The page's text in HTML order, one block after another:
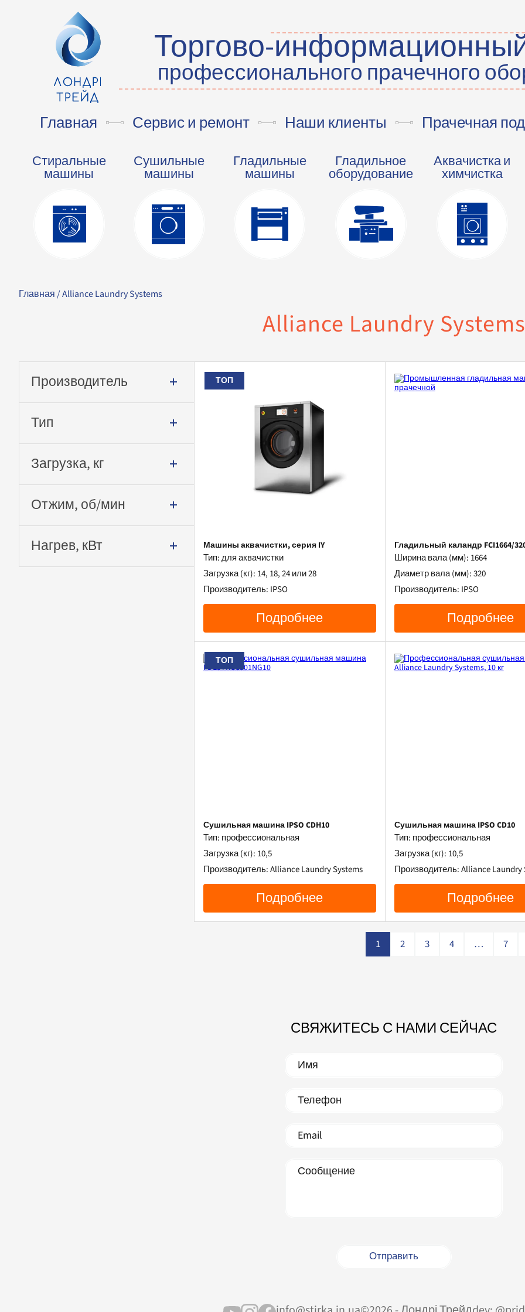
Торгово-
профессионального прачечного
Главная Сервис и ремонт Наши клиенты Прачечная
Стиральные
машины
Сушильные
машины
Гладильные
машины
Гладильное
оборудование
Аквачистка и
химчистка
Главная/ Alliance Laundry Systems
Alliance Laundry Systems
Производитель
Тип
Загрузка, кг
Отжим, об/мин
Нагрев, кВт
ТОП
Машины аквачистки, серия IY
Тип: для аквачистки
Загрузка (кг): 14, 18, 24 или 28
Производитель: IPSO
Подробнее
Гладильный каландр FCI1664/
Ширина вала (мм): 1664
Диаметр вала (мм): 320
Производитель: IPSO
Подробнее
ТОП
Сушильная машина IPSO CDH10
Тип: профессиональная
Загрузка (кг): 10,5
Производитель: Alliance Laundry Systems
Подробнее
Сушильная машина IPSO CD10
Тип: профессиональная
Загрузка (кг): 10,5
Производитель: Alliance Laundry
Подробнее
1 2 3 4 … 7
СВЯЖИТЕСЬ С НАМИ СЕЙЧАС